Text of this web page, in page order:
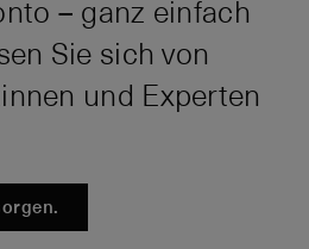
– ganz einfach
Sie sich von
und Experten